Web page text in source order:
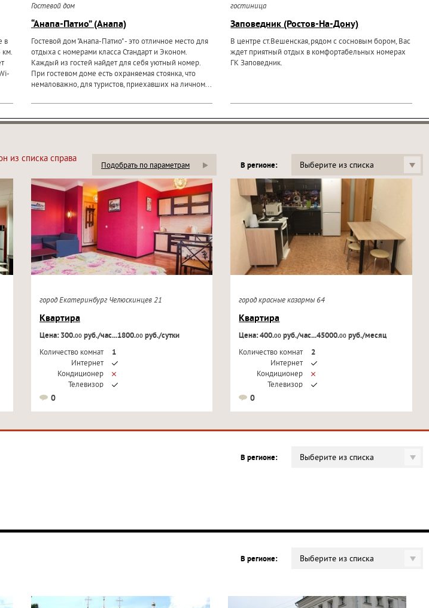
в
км.
Гостевой дом
“Анапа-Патио” (Анапа)
Гостевой дом "Анапа-Патио" - это отличное место для
отдыха с номерами класса Стандарт и Эконом.
Каждый из гостей найдет для себя уютный номер.
При гостевом доме есть охраняемая стоянка, что
немаловажно, для туристов, приехавших на личном...
гостиница
Заповедник (Ростов-На-Дону)
В центре ст.Вешенская,рядом с сосновым бором, Вас
ждет приятный отдых в комфортабельных номерах
ГК Заповедник.
из списка справа
Подобрать по параметрам В регионе: Выберите из списка
город Екатеринбург Челюскинцев 21
Квартира
Цена: 300.00руб./час...1800.00руб./сутки
Количество комнат
1
Интернет
Кондиционер
Телевизор
0
город красные казармы 64
Квартира
Цена: 400.00 руб./час...45000.00 руб./месяц
Количество комнат
2
Интернет
Кондиционер
Телевизор
0
В регионе: Выберите из списка
В регионе: Выберите из списка